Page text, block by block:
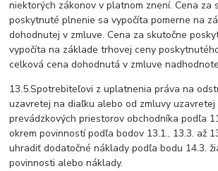
niektorých zákonov v platnom znení. Cena za
poskytnuté plnenie sa vypočíta pomerne na
dohodnutej v zmluve. Cena za skutočne
vypočíta na základe trhovej ceny
celková cena dohodnutá v zmluve
13.5.Spotrebiteľovi z uplatnenia práva na
uzavretej na diaľku alebo od zmluvy uzavretej
prevádzkových priestorov obchodníka podľa
okrem povinností podľa bodov 13.1., 13.3. až
uhradiť dodatočné náklady podľa bodu 14.3.
povinnosti alebo náklady.